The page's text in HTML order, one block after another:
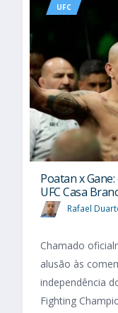
UFC
Poatan x
UFC Casa
Rafael
Chamado
alusão às
independência
Fighting